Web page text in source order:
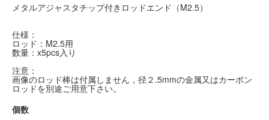
メタルアジャスタチップ付きロッドエンド（M2.5）
仕様：
ロッド：M2.5用
数量：x5pcs入り
注意：
画像のロッド棒は付属しません，径２.5mmの金属又はカーボン
ロッドを別途ご用意下さい。
個数